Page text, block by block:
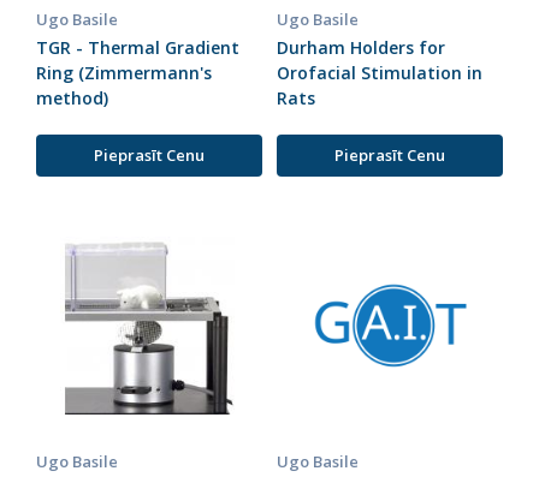
Ugo Basile
TGR - Thermal Gradient
Ring (Zimmermann's
method)
Pieprasīt Cenu
Ugo Basile
Durham Holders for
Orofacial Stimulation in
Rats
Pieprasīt Cenu
Ugo Basile Ugo Basile